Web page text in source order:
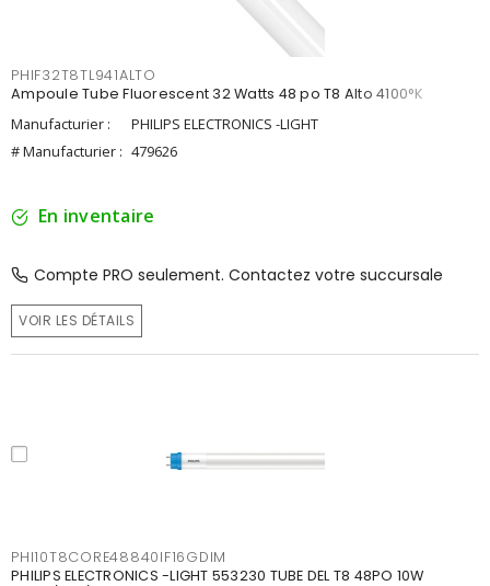
PHIF32T8TL941ALTO
Ampoule Tube Fluorescent 32 Watts 48 po T8 Alto 4100°K
Manufacturier :
PHILIPS ELECTRONICS -LIGHT
# Manufacturier : 479626
En inventaire
Compte PRO seulement. Contactez votre succursale
VOIR LES DÉTAILS
PHI10T8CORE48840IF16GDIM
PHILIPS ELECTRONICS -LIGHT 553230 TUBE DEL T8 48PO 10W